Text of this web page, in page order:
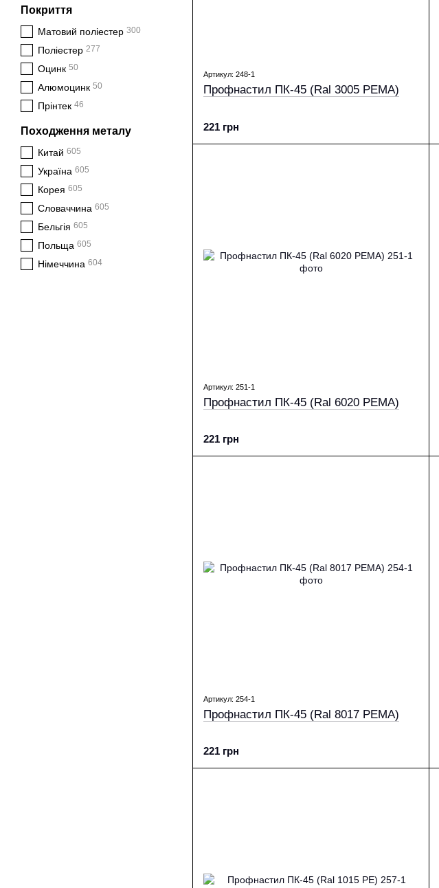
Артикул: 248-1
Профнастил ПК-45 (Ral 3005 PEMA)
221 грн
Артикул: 251-1
Профнастил ПК-45 (Ral 6020 PEMA)
221 грн
Артикул: 254-1
Профнастил ПК-45 (Ral 8017 PEMA)
221 грн
Покриття
Матовий поліестер 300
Поліестер 277
Оцинк 50
Алюмоцинк 50
Прінтек 46
Походження металу
Китай 605
Україна 605
Корея 605
Словаччина 605
Бельгія 605
Польща 605
Німеччина 604